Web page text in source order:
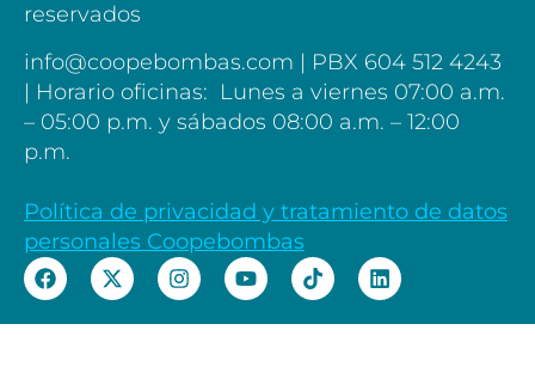
reservados
info@coopebombas.com | PBX 604 512 4243
| Horario oficinas: Lunes a viernes 07:00 a.m.
– 05:00 p.m. y sábados 08:00 a.m. – 12:00
p.m.
Política de privacidad y tratamiento de datos
personales Coopebombas